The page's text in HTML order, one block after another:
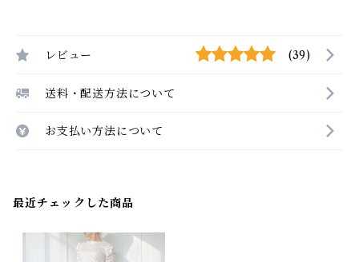
レビュー (39)
送料・配送方法について
お支払い方法について
最近チェックした商品